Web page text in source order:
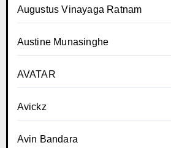
Augustus Vinayaga Ratnam
Austine Munasinghe
AVATAR
Avickz
Avin Bandara